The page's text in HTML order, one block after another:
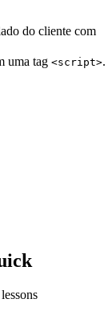
do cliente com
uma tag <script>.